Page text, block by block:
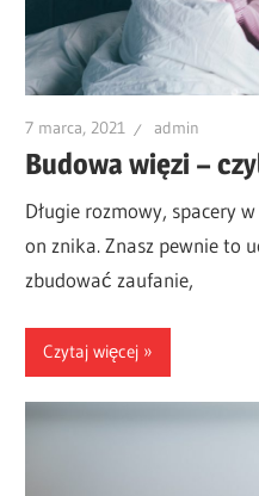
7 marca, 2021 admin
Budowa więzi –
Długie rozmowy, spacery
on znika. Znasz pewnie to
zbudować zaufanie,
Czytaj więcej